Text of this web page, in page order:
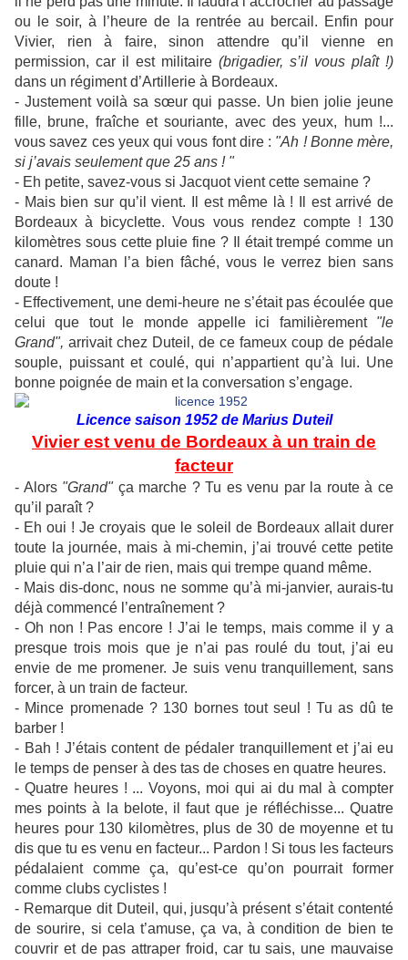
ou le soir, à l’heure de la rentrée au bercail. Enfin pour
Vivier, rien à faire, sinon attendre qu’il vienne en
permission, car il est militaire (brigadier, s’il vous plaît !)
dans un régiment d’Artillerie à Bordeaux.
- Justement voilà sa sœur qui passe. Un bien jolie jeune
fille, brune, fraîche et souriante, avec des yeux, hum !...
vous savez ces yeux qui vous font dire : "Ah ! Bonne mère,
si j’avais seulement que 25 ans ! "
- Eh petite, savez-vous si Jacquot vient cette semaine ?
- Mais bien sur qu’il vient. Il est même là ! Il est arrivé de
Bordeaux à bicyclette. Vous vous rendez compte ! 130
kilomètres sous cette pluie fine ? Il était trempé comme un
canard. Maman l’a bien fâché, vous le verrez bien sans
doute !
- Effectivement, une demi-heure ne s’était pas écoulée que
celui que tout le monde appelle ici familièrement "le
Grand", arrivait chez Duteil, de ce fameux coup de pédale
souple, puissant et coulé, qui n’appartient qu’à lui. Une
bonne poignée de main et la conversation s’engage.
Licence saison 1952 de Marius Duteil
Vivier est venu de Bordeaux à un train de
facteur
- Alors "Grand" ça marche ? Tu es venu par la route à ce
qu’il paraît ?
- Eh oui ! Je croyais que le soleil de Bordeaux allait durer
toute la journée, mais à mi-chemin, j’ai trouvé cette petite
pluie qui n’a l’air de rien, mais qui trempe quand même.
- Mais dis-donc, nous ne somme qu’à mi-janvier, aurais-tu
déjà commencé l’entraînement ?
- Oh non ! Pas encore ! J’ai le temps, mais comme il y a
presque trois mois que je n’ai pas roulé du tout, j’ai eu
envie de me promener. Je suis venu tranquillement, sans
forcer, à un train de facteur.
- Mince promenade ? 130 bornes tout seul ! Tu as dû te
barber !
- Bah ! J’étais content de pédaler tranquillement et j’ai eu
le temps de penser à des tas de choses en quatre heures.
- Quatre heures ! ... Voyons, moi qui ai du mal à compter
mes points à la belote, il faut que je réfléchisse... Quatre
heures pour 130 kilomètres, plus de 30 de moyenne et tu
dis que tu es venu en facteur... Pardon ! Si tous les facteurs
pédalaient comme ça, qu’est-ce qu’on pourrait former
comme clubs cyclistes !
- Remarque dit Duteil, qui, jusqu’à présent s’était contenté
de sourire, si cela t’amuse, ça va, à condition de bien te
couvrir et de pas attraper froid, car tu sais, une mauvaise